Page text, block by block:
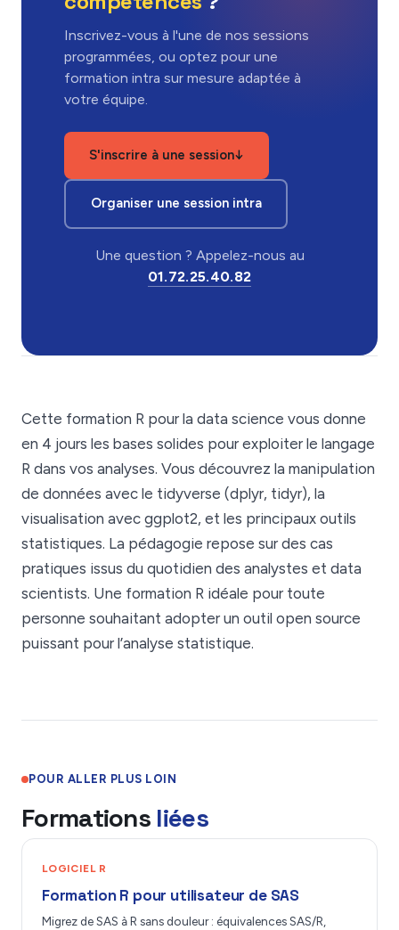
Inscrivez-vous à l'une de nos sessions
programmées, ou optez pour une
formation intra sur mesure adaptée à
votre équipe.
S'inscrire à une session↓
Organiser une session intra
Une question ? Appelez-nous au
01.72.25.40.82
Cette formation R pour la data science vous donne
en 4 jours les bases solides pour exploiter le langage
R dans vos analyses. Vous découvrez la manipulation
de données avec le tidyverse (dplyr, tidyr), la
visualisation avec ggplot2, et les principaux outils
statistiques. La pédagogie repose sur des cas
pratiques issus du quotidien des analystes et data
scientists. Une formation R idéale pour toute
personne souhaitant adopter un outil open source
puissant pour l’analyse statistique.
POUR ALLER PLUS LOIN
Formations liées
LOGICIEL R
Formation R pour utilisateur de SAS
Migrez de SAS à R sans douleur : équivalences SAS/R,